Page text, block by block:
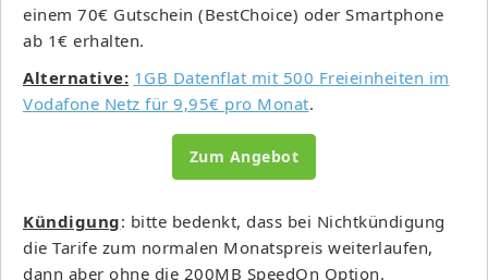
einem 70€ Gutschein (BestChoice) oder Smartphone
ab 1€ erhalten.
Alternative: 1GB Datenflat mit 500 Freieinheiten im
Vodafone Netz für 9,95€ pro Monat.
Zum Angebot
Kündigung: bitte bedenkt, dass bei Nichtkündigung
die Tarife zum normalen Monatspreis weiterlaufen,
dann aber ohne die 200MB SpeedOn Option.